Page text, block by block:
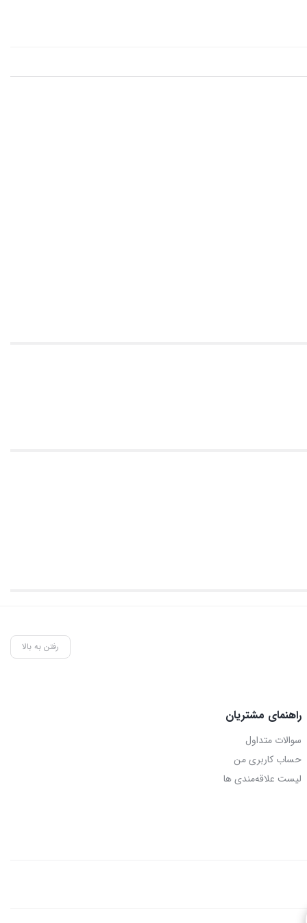
رفتن به بالا
راهنمای مشتریان
سوالات متداول
حساب کاربری من
لیست علاقه‌مندی ها